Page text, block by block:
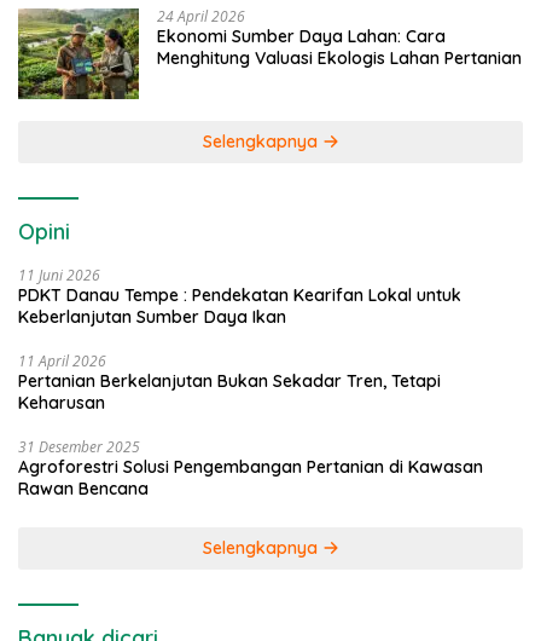
24 April 2026
Ekonomi Sumber Daya Lahan: Cara
Menghitung Valuasi Ekologis Lahan Pertanian
Selengkapnya
Opini
11 Juni 2026
PDKT Danau Tempe : Pendekatan Kearifan Lokal untuk
Keberlanjutan Sumber Daya Ikan
11 April 2026
Pertanian Berkelanjutan Bukan Sekadar Tren, Tetapi
Keharusan
31 Desember 2025
Agroforestri Solusi Pengembangan Pertanian di Kawasan
Rawan Bencana
Selengkapnya